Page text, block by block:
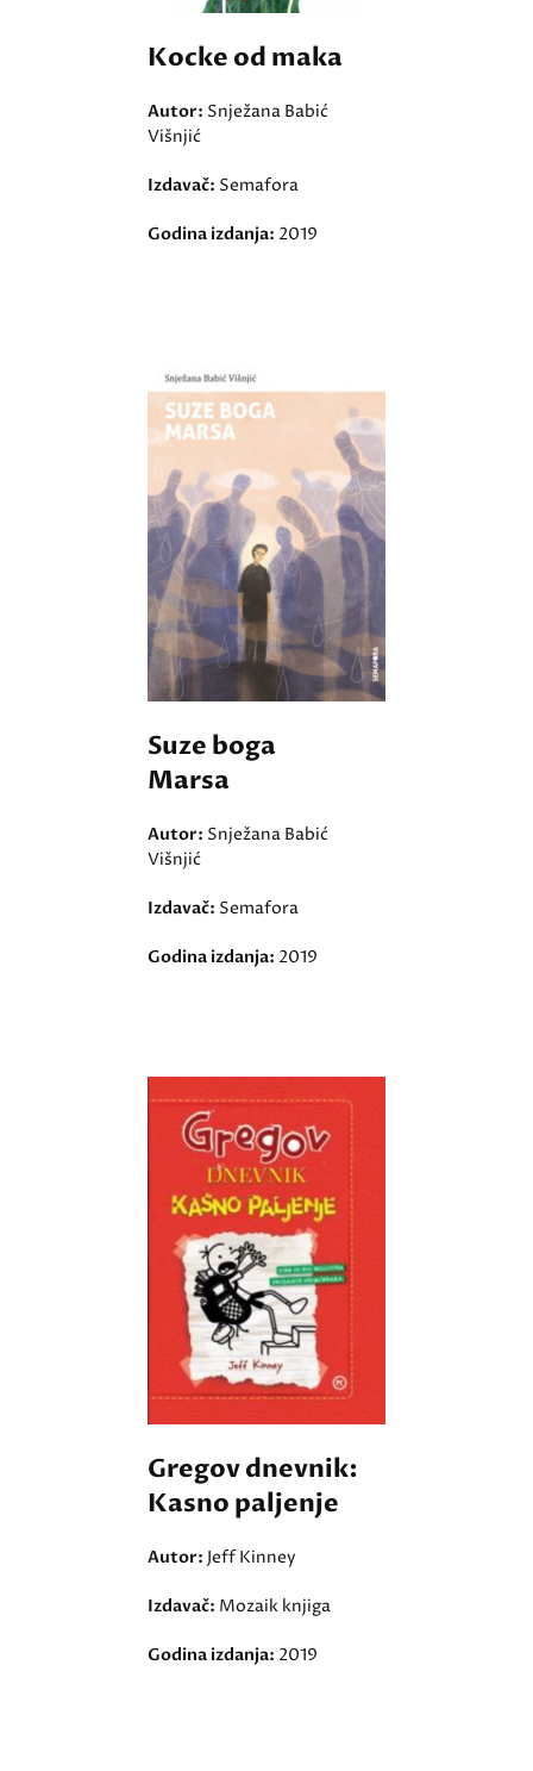
Kocke od maka
Autor: Snježana Babić
Višnjić
Izdavač: Semafora
Godina izdanja: 2019
Suze boga
Marsa
Autor: Snježana Babić
Višnjić
Izdavač: Semafora
Godina izdanja: 2019
Gregov dnevnik:
Kasno paljenje
Autor: Jeff Kinney
Izdavač: Mozaik knjiga
Godina izdanja: 2019